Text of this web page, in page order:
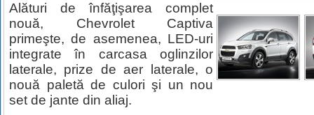
Alături de înfăţişarea complet
nouă, Chevrolet Captiva
primeşte, de asemenea, LED-uri
integrate în carcasa oglinzilor
laterale, prize de aer laterale, o
nouă paletă de culori şi un nou
set de jante din aliaj.